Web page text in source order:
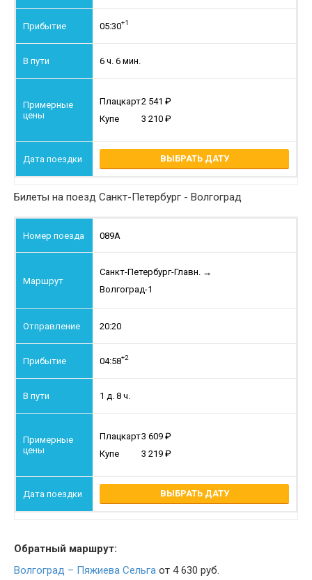
05:30+1
6 ч. 6 мин.
Плацкарт2 541
Купе
3 210
ВЫБРАТЬ ДАТУ
Билеты на поезд Санкт-Петербург - Волгоград
089А
Санкт-Петербург-Главн. →
Волгоград-1
20:20
04:58+2
1 д. 8 ч.
Плацкарт3 609
Купе
3 219
ВЫБРАТЬ ДАТУ
Обратный маршрут:
Волгоград – Пяжиева Сельга от 4 630 руб.